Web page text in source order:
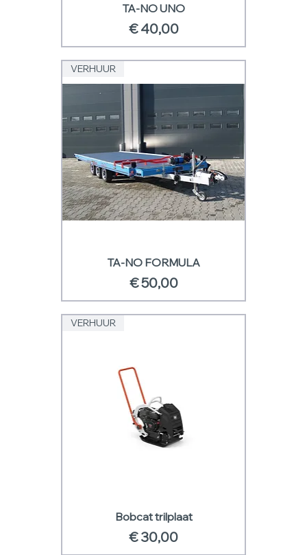
TA-NO UNO
Prijs
€ 40,00
VERHUUR
TA-NO FORMULA
Prijs
€ 50,00
VERHUUR
Bobcat trilplaat
Prijs
€ 30,00